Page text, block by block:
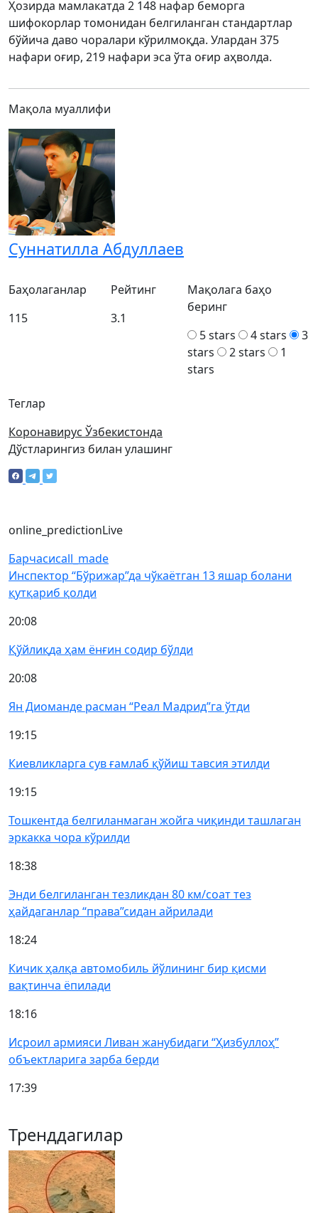
Ҳозирда мамлакатда 2 148 нафар беморга
шифокорлар томонидан белгиланган стандартлар
бўйича даво чоралари кўрилмоқда. Улардан 375
нафари оғир, 219 нафари эса ўта оғир аҳволда.
Мақола муаллифи
Суннатилла Абдуллаев
Теглар
Коронавирус Ўзбекистонда
Баҳолаганлар
115
Рейтинг
3.1
Мақолага баҳо
беринг
5 stars
4 stars
3
stars
2 stars
1
stars
Дўстларингиз билан улашинг
online_predictionLive
Барчасиcall_made
Инспектор “Бўрижар”да чўкаётган 13 яшар болани
қутқариб қолди
20:08
Қўйлиқда ҳам ёнғин содир бўлди
20:08
Ян Диоманде расман “Реал Мадрид”га ўтди
19:15
Киевликларга сув ғамлаб қўйиш тавсия этилди
19:15
Тошкентда белгиланмаган жойга чиқинди ташлаган
эркакка чора кўрилди
18:38
Энди белгиланган тезликдан 80 км/соат тез
ҳайдаганлар “права”сидан айрилади
18:24
Кичик ҳалқа автомобиль йўлининг бир қисми
вақтинча ёпилади
18:16
Исроил армияси Ливан жанубидаги “Ҳизбуллоҳ”
объектларига зарба берди
17:39
Тренддагилар